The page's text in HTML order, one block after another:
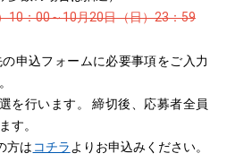
10：00～10月20日（日）23：59
申込フォームに必要事項をご入力
を行います。 締切後、応募者全員
す。
方は コチラよりお申込みください。